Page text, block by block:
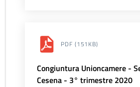
PDF (151KB)
Congiuntura Unioncamere -
Cesena - 3° trimestre 2020